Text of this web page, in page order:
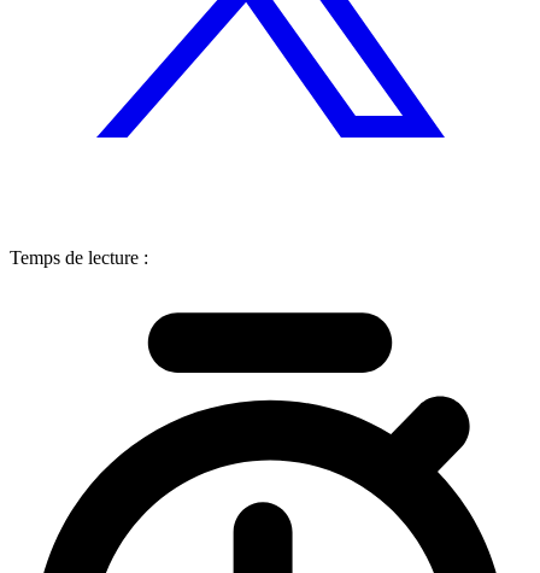
Temps de lecture :